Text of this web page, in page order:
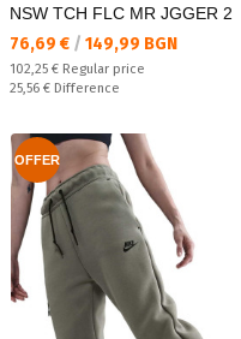
NSW TCH FLC MR JGGER 2
Текуща цена:
76,69 € / 149,99 BGN
Regular price:
102,25 € Regular price
Спестявате:
25,56 € Difference
OFFER